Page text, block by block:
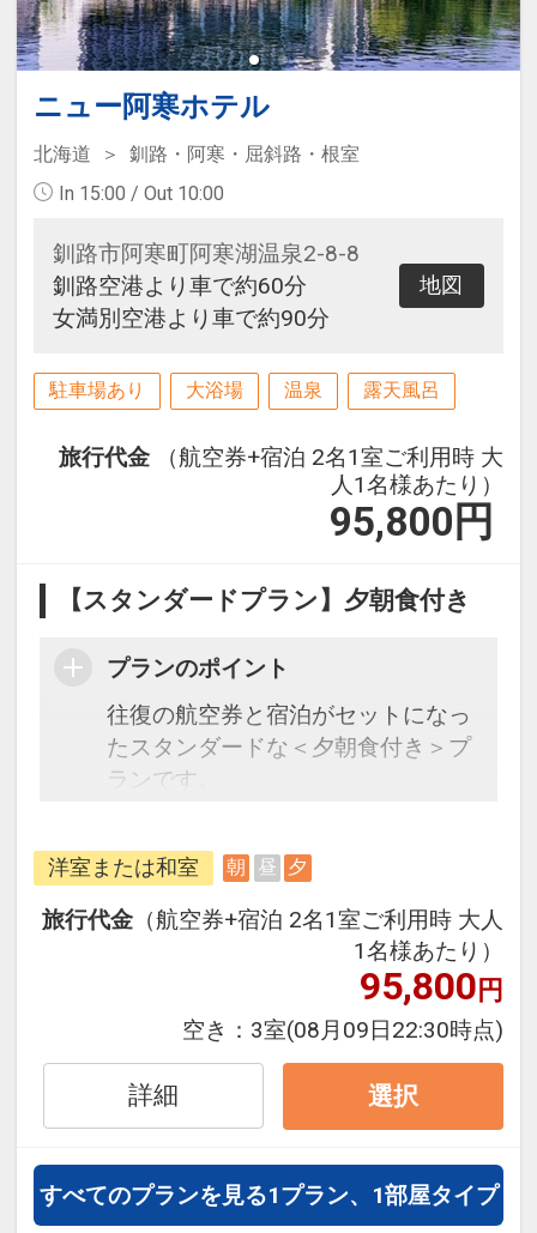
ニュー阿寒ホテル
北海道
釧路・阿寒・屈斜路・根室
In 15:00 / Out 10:00
釧路市阿寒町阿寒湖温泉2-8-8
釧路空港より車で約60分
女満別空港より車で約90分
地図
駐車場あり 大浴場 温泉 露天風呂
旅行代金
（航空券+宿泊 2名1室ご利用時 大
人1名様あたり）
95,800 円
【スタンダードプラン】夕朝食付き
プランのポイント
往復の航空券と宿泊がセットになっ
たスタンダードな＜夕朝食付き＞プ
ランです。
できるダイナミックパッケージだか
ら、一都市滞在はもちろん周遊旅行
にも最適！
旅行期間中の1泊だけの宿泊や延
泊・飛び泊なども自由自在です。
フライトは、安心のJAL（または
JALグループ）確約！フライトマイ
ル50%貯まります。
オプションでレンタカーや現地交
通・体験プランなどの追加（同時予
約）が可能なプランもございます。
洋室または和室 朝 昼 夕
旅行代金 （航空券+宿泊 2名1室ご利用時 大人
1名様あたり）
95,800円
空き： 3室(08月09日22:30時点)
詳細 選択
すべてのプランを見る1プラン、1部屋タイプ